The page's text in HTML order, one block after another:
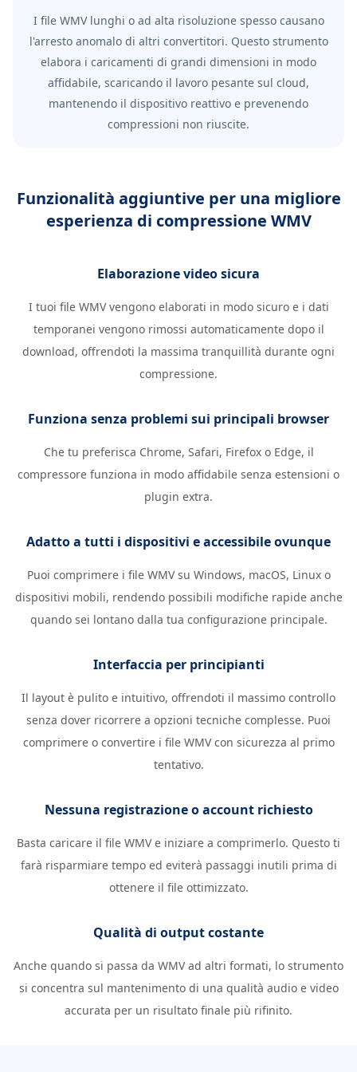
I file WMV lunghi o ad alta risoluzione spesso causano
l'arresto anomalo di altri convertitori. Questo strumento
elabora i caricamenti di grandi dimensioni in modo
affidabile, scaricando il lavoro pesante sul cloud,
mantenendo il dispositivo reattivo e prevenendo
compressioni non riuscite.
Funzionalità aggiuntive per una migliore
esperienza di compressione WMV
Elaborazione video sicura
I tuoi file WMV vengono elaborati in modo sicuro e i dati
temporanei vengono rimossi automaticamente dopo il
download, offrendoti la massima tranquillità durante ogni
compressione.
Funziona senza problemi sui principali browser
Che tu preferisca Chrome, Safari, Firefox o Edge, il
compressore funziona in modo affidabile senza estensioni o
plugin extra.
Adatto a tutti i dispositivi e accessibile ovunque
Puoi comprimere i file WMV su Windows, macOS, Linux o
dispositivi mobili, rendendo possibili modifiche rapide anche
quando sei lontano dalla tua configurazione principale.
Interfaccia per principianti
Il layout è pulito e intuitivo, offrendoti il ​​massimo controllo
senza dover ricorrere a opzioni tecniche complesse. Puoi
comprimere o convertire i file WMV con sicurezza al primo
tentativo.
Nessuna registrazione o account richiesto
Basta caricare il file WMV e iniziare a comprimerlo. Questo ti
farà risparmiare tempo ed eviterà passaggi inutili prima di
ottenere il file ottimizzato.
Qualità di output costante
Anche quando si passa da WMV ad altri formati, lo strumento
si concentra sul mantenimento di una qualità audio e video
accurata per un risultato finale più rifinito.